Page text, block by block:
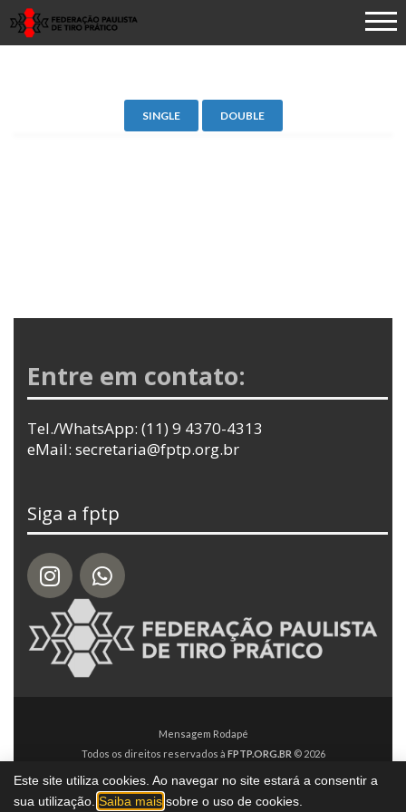
SINGLE DOUBLE
Entre em contato:
Tel./WhatsApp: (11) 9 4370-4313
eMail: secretaria@fptp.org.br
Siga a fptp
Mensagem Rodapé
Todos os direitos reservados à FPTP.ORG.BR © 2026
Este site utiliza cookies. Ao navegar no site estará a consentir a
sua utilização. Saiba mais sobre o uso de cookies.